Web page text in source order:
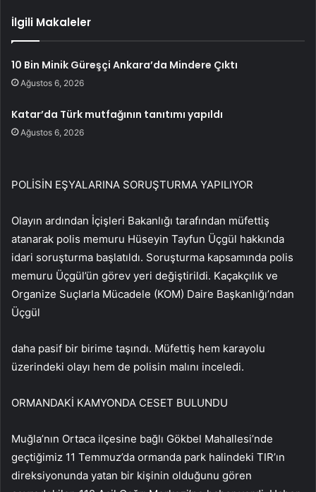
İlgili Makaleler
10 Bin Minik Güreşçi Ankara’da Mindere Çıktı
Ağustos 6, 2026
Katar’da Türk mutfağının tanıtımı yapıldı
Ağustos 6, 2026
POLİSİN EŞYALARINA SORUŞTURMA YAPILIYOR
Olayın ardından İçişleri Bakanlığı tarafından müfettiş
atanarak polis memuru Hüseyin Tayfun Üçgül hakkında
idari soruşturma başlatıldı. Soruşturma kapsamında polis
memuru Üçgül’ün görev yeri değiştirildi. Kaçakçılık ve
Organize Suçlarla Mücadele (KOM) Daire Başkanlığı’ndan
Üçgül
daha pasif bir birime taşındı. Müfettiş hem karayolu
üzerindeki olayı hem de polisin malını inceledi.
ORMANDAKİ KAMYONDA CESET BULUNDU
Muğla’nın Ortaca ilçesine bağlı Gökbel Mahallesi’nde
geçtiğimiz 11 Temmuz’da ormanda park halindeki TIR’ın
direksiyonunda yatan bir kişinin olduğunu gören